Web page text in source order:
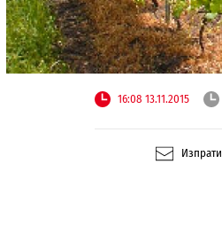
16:08 13.11.2015
Изпрати